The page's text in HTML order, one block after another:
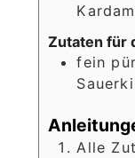
Zutaten für
fein
Alle